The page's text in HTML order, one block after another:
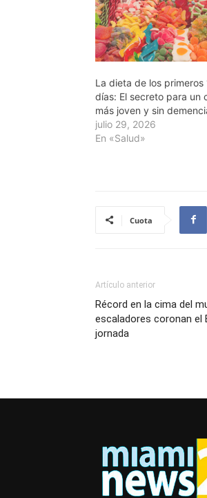
La dieta de los primeros
días: El secreto para un
más joven y sin
julio 29, 2026
En «Salud»
Cuota
Artículo anterior
Récord en la cima del
escaladores coronan el
jornada